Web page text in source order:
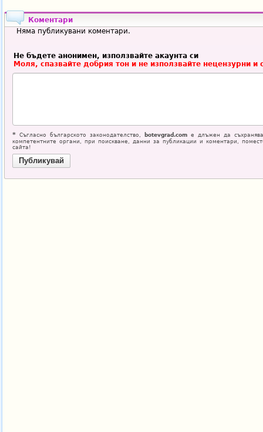
Коментари
Няма публикувани коментари.
Не бъдете анонимен, използвайте акаунта си
Моля, спазвайте добрия тон и не използвайте нецензурни и
*Съгласно българското законодателство, botevgrad.comе длъжен да
компетентните органи, при поискване, данни за публикации и коментари,
сайта!